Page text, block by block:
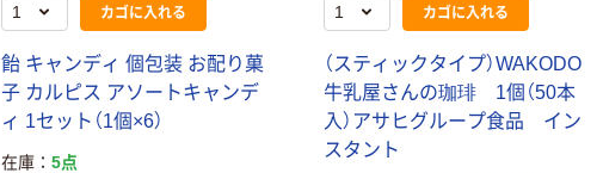
カゴに入れる
飴 キャンディ 個包装 お配り菓
子 カルピス アソートキャンデ
ィ 1セット（1個×6）
在庫
5点
カゴに入れる
（スティックタイプ）WAKODO
牛乳屋さんの珈琲 1個（50本
入）アサヒグループ食品 イン
スタント